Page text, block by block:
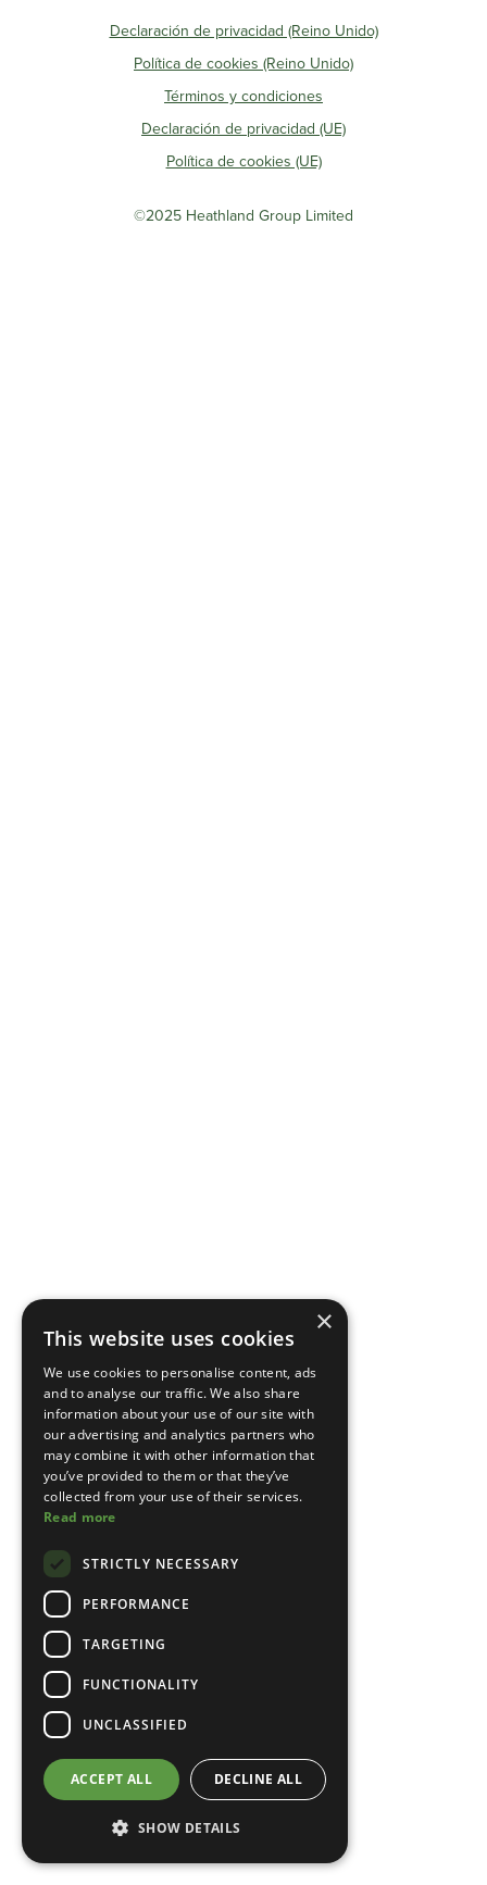
Declaración de privacidad (Reino Unido)
Política de cookies (Reino Unido)
Términos y condiciones
Declaración de privacidad (UE)
Política de cookies (UE)
©2025 Heathland Group Limited
×
This website uses cookies
We use cookies to personalise content, ads
and to analyse our traffic. We also share
information about your use of our site with
our advertising and analytics partners who
may combine it with other information that
you’ve provided to them or that they’ve
collected from your use of their services.
Read more
STRICTLY NECESSARY
PERFORMANCE
TARGETING
FUNCTIONALITY
UNCLASSIFIED
ACCEPT ALL DECLINE ALL
SHOW DETAILS